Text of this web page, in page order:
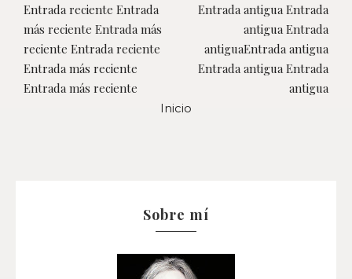
Entrada reciente Entrada
más reciente Entrada más
reciente Entrada reciente
Entrada más reciente
Entrada más reciente
Entrada antigua Entrada
antigua Entrada
antiguaEntrada antigua
Entrada antigua Entrada
antigua
Inicio
Sobre mí